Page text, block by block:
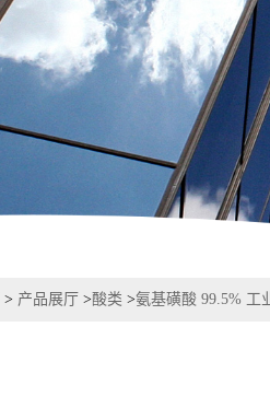
> 产品展厅 >酸类 >氨基磺酸 99.5% 工